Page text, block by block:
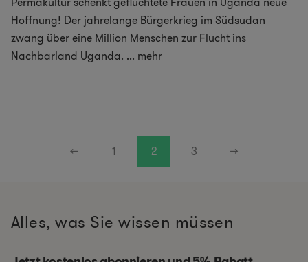
Hoffnung! Der jahrelange Bürgerkrieg im Südsudan
zwang über eine Million Menschen zur Flucht ins
Nachbarland Uganda. ... mehr
← 1 2 3 →
Alles, was Sie wissen müssen